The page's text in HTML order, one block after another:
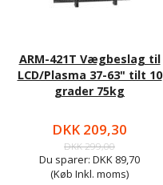
ARM-421T Vægbeslag til
LCD/Plasma 37-63" tilt 10
grader 75kg
DKK 209,30
DKK 299,00
Du sparer: DKK 89,70
(Køb Inkl. moms)